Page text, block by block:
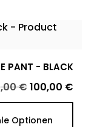
PANT - BLACK
€Preis
100,00 €
Optionen